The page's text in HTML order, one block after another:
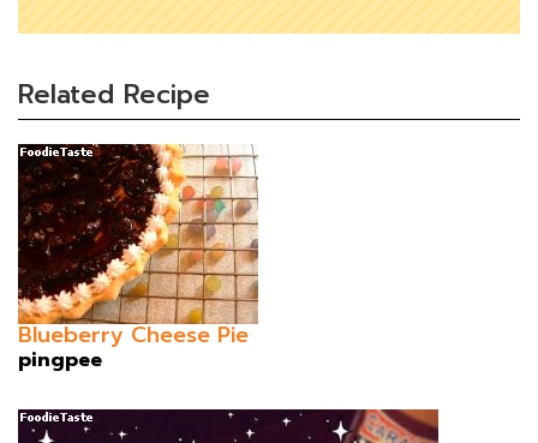
Related Recipe
Blueberry Cheese Pie
pingpee